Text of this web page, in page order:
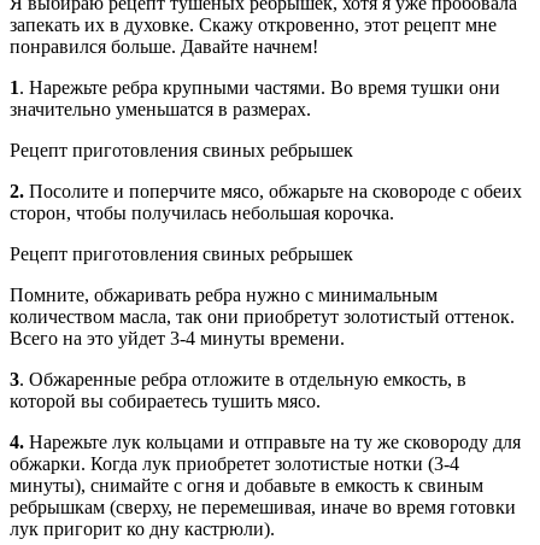
запекать их в духовке. Скажу откровенно, этот рецепт мне
понравился больше. Давайте начнем!
1. Нарежьте ребра крупными частями. Во время тушки они
значительно уменьшатся в размерах.
Рецепт приготовления свиных ребрышек
2. Посолите и поперчите мясо, обжарьте на сковороде с обеих
сторон, чтобы получилась небольшая корочка.
Рецепт приготовления свиных ребрышек
Помните, обжаривать ребра нужно с минимальным
количеством масла, так они приобретут золотистый оттенок.
Всего на это уйдет 3-4 минуты времени.
3. Обжаренные ребра отложите в отдельную емкость, в
которой вы собираетесь тушить мясо.
4. Нарежьте лук кольцами и отправьте на ту же сковороду для
обжарки. Когда лук приобретет золотистые нотки (3-4
минуты), снимайте с огня и добавьте в емкость к свиным
ребрышкам (сверху, не перемешивая, иначе во время готовки
лук пригорит ко дну кастрюли).